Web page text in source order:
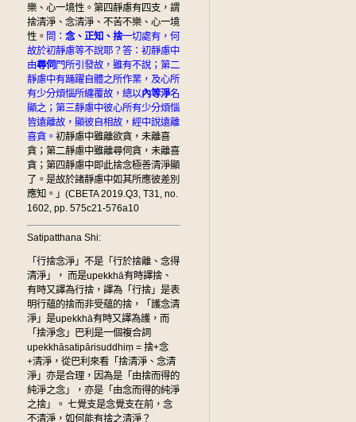
樂、心一境性。第四靜慮有四支，謂
捨清淨、念清淨、不苦不樂、心一境
性。 問： 念、正知、捨一切處有，何
故於初靜慮等不說耶？答：初靜慮中
由尋伺 門所引發故，雖有不說；第二
靜慮中有踊躍自體之所作業，及心所
有少分煩惱所纏覆故，總以內等淨名
顯之；第三靜慮中彼心所有少分煩惱
皆遠離故，顯彼自相故，經中說遠離
喜貪。 初靜慮中雖離欲貪，未離喜
貪；第二靜慮中雖離尋伺貪，未離喜
貪；第四靜慮中即此捨念極善清淨顯
了。是故於諸靜慮中如其所應彼差別
應知。」(CBETA 2019.Q3, T31, no.
1602, pp. 575c21-576a10
Satipatthana Shi:
「行捨念淨」不是「行於捨離、念得
清淨」， 而是upekkhā有時譯捨、
有時又譯為行捨，譯為「行捨」是表
明行蘊的捨而非受蘊的捨，「護念清
淨」是upekkhā有時又譯為護，而
「捨淨念」巴利是一個複合詞
upekkhāsatipārisuddhiṃ = 捨+念
+清淨，從巴利來看「捨清淨、念清
淨」亦是合理，因為是「由捨而得的
純淨之念」，亦是「由念而得的純淨
之捨」。 七覺支是念覺支在前，念
不清淨，如何能有捨之清淨？